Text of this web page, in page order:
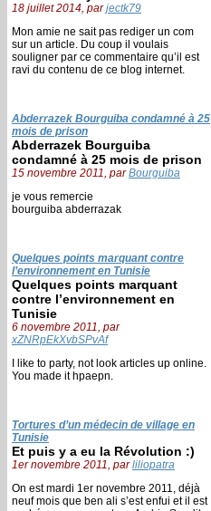
18 juillet 2014, parjectk79
Mon amie ne sait pas rediger un com
sur un article. Du coup il voulais
souligner par ce commentaire qu’il est
ravi du contenu de ce blog internet.
Abderrazek Bourguiba condamné à 25
mois de prison
Abderrazek Bourguiba
condamné à 25 mois de prison
15 novembre 2011, parBourguiba
je vous remercie
bourguiba abderrazak
Quelques points marquant contre
l’environnement en Tunisie
Quelques points marquant
contre l’environnement en
Tunisie
6 novembre 2011, par
xZNRpEkXvbSPvAf
I like to party, not look articles up online.
You made it hpaepn.
Tortures d’un médecin de village en
Tunisie
Et puis y a eu la Révolution :)
1er novembre 2011, parliliopatra
On est mardi 1er novembre 2011, déjà
neuf mois que ben ali s’est enfui et il est